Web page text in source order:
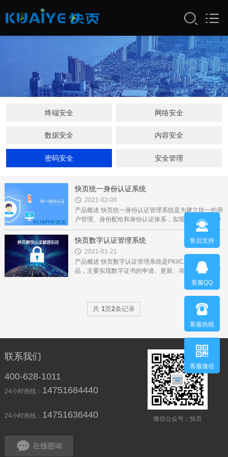
终端安全 网络安全
数据安全 内容安全
密码安全 安全管理
快页统一身份认证系统
2021-02-06
产品概述 快页统一身份认证管理系统是为建立统一的用
户管理、身份配给和身份认证体系，实现全部应用的单
点登录，实现用户身份和权限的动态同步，加强信息安
全预警和审计，提高...
快页数字认证管理系统
2021-01-21
产品概述 快页数字认证管理系统是PKI/CA应用基础产
品，主要实现数字证书的申请、更新、吊销、查询，可
以有效地解决网络上数据传输的安全性问题、数据的完
共 1页2条记录
联系我们
400-628-1011
24小时热线： 14751684440
24小时热线： 14751636440 微信公众号：快页
售后支持
客服QQ
客服热线
客服微信